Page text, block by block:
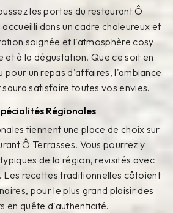
les portes du restaurant Ô
dans un cadre chaleureux et
soignée et l'atmosphère cosy
et à la dégustation. Que ce soit en
pour un repas d'affaires, l'ambiance
satisfaire toutes vos envies.
Régionales
tiennent une place de choix sur
Ô Terrasses. Vous pourrez y
de la région, revisités avec
Les recettes traditionnelles côtoient
pour le plus grand plaisir des
en quête d'authenticité.